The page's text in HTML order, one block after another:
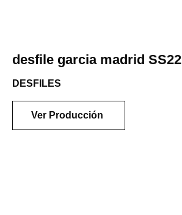
desfile garcia madrid SS22
DESFILES
Ver Producción